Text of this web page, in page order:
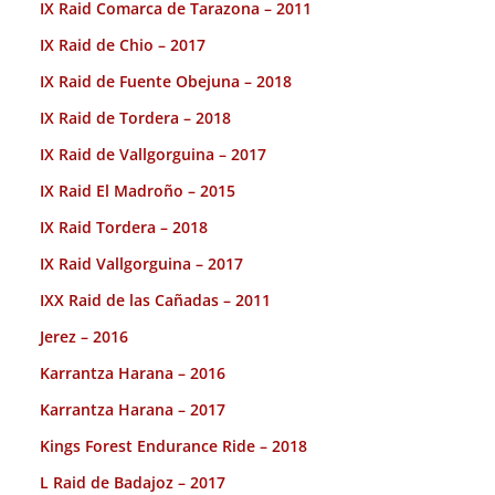
IX Raid Comarca de Tarazona – 2011
IX Raid de Chio – 2017
IX Raid de Fuente Obejuna – 2018
IX Raid de Tordera – 2018
IX Raid de Vallgorguina – 2017
IX Raid El Madroño – 2015
IX Raid Tordera – 2018
IX Raid Vallgorguina – 2017
IXX Raid de las Cañadas – 2011
Jerez – 2016
Karrantza Harana – 2016
Karrantza Harana – 2017
Kings Forest Endurance Ride – 2018
L Raid de Badajoz – 2017